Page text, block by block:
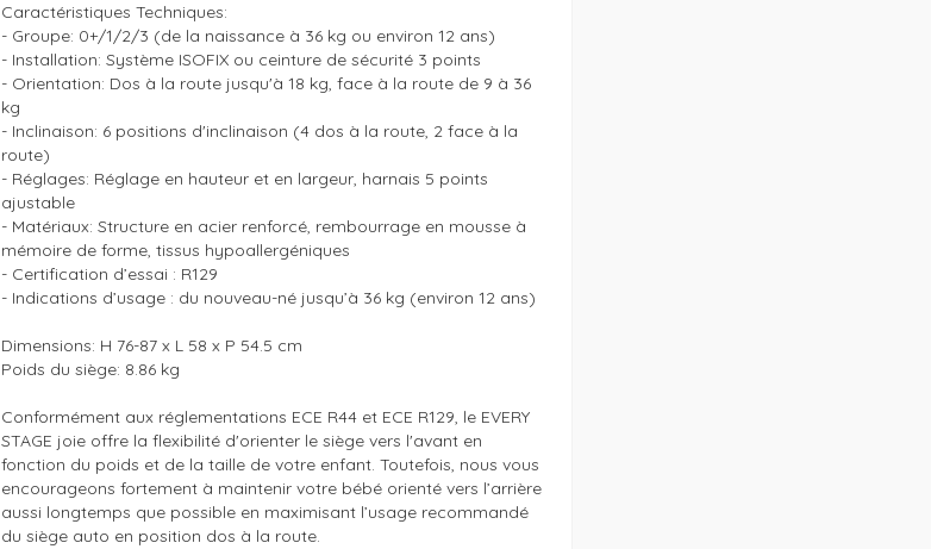
Caractéristiques Techniques:
- Groupe: 0+/1/2/3 (de la naissance à 36 kg ou environ 12 ans)
- Installation: Système ISOFIX ou ceinture de sécurité 3 points
- Orientation: Dos à la route jusqu'à 18 kg, face à la route de 9 à 36
kg
- Inclinaison: 6 positions d'inclinaison (4 dos à la route, 2 face à la
route)
- Réglages: Réglage en hauteur et en largeur, harnais 5 points
ajustable
- Matériaux: Structure en acier renforcé, rembourrage en mousse à
mémoire de forme, tissus hypoallergéniques
- Certification d’essai : R129
- Indications d’usage : du nouveau-né jusqu’à 36 kg (environ 12 ans)
Dimensions: H 76-87 x L 58 x P 54.5 cm
Poids du siège: 8.86 kg
Conformément aux réglementations ECE R44 et ECE R129, le EVERY
STAGE joie offre la flexibilité d'orienter le siège vers l'avant en
fonction du poids et de la taille de votre enfant. Toutefois, nous vous
encourageons fortement à maintenir votre bébé orienté vers l’arrière
aussi longtemps que possible en maximisant l’usage recommandé
du siège auto en position dos à la route.